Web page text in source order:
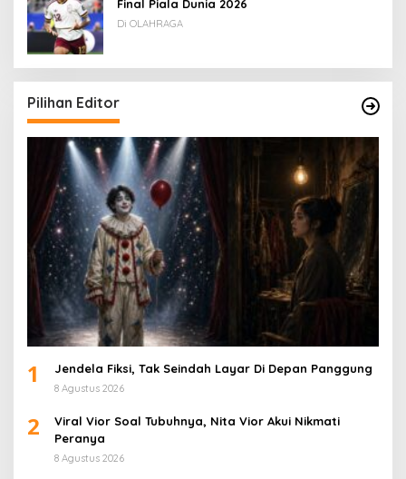
Final Piala Dunia 2026
Di OLAHRAGA
Pilihan Editor
1 Jendela Fiksi, Tak Seindah Layar Di Depan Panggung
8 Agustus 2026
2
Viral Vior Soal Tubuhnya, Nita Vior Akui Nikmati
Peranya
8 Agustus 2026